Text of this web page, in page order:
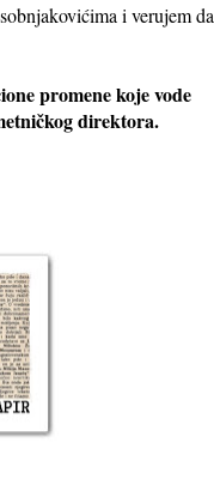
i verujem da
promene koje vode
direktora.